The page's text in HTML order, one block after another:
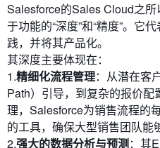
Salesforce的Sales Cloud之
于功能的“深度”和“精度”。它
践，并将其产品化。
其深度主要体现在：
1.精细化流程管理：从潜在客
Path）引导，到复杂的报价
理，Salesforce为销售流程的
的工具，确保大型销售团队能
2.强大的数据分析与预测：其